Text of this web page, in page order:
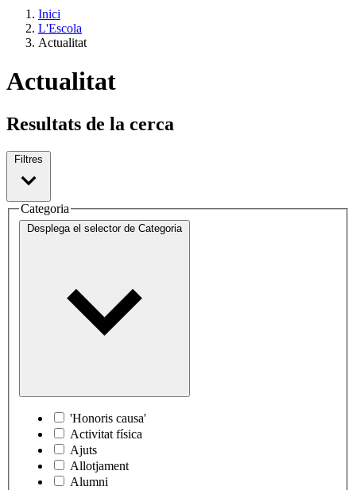
Inici
L'Escola
Actualitat
Actualitat
Resultats de la cerca
Filtres
Categoria
Desplega el selector de Categoria
'Honoris causa'
Activitat física
Ajuts
Allotjament
Alumni